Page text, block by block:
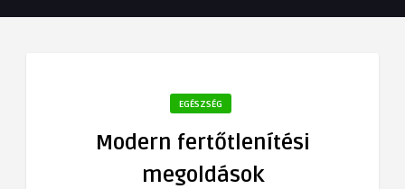
EGÉSZSÉG
Modern fertőtlenítési
megoldások